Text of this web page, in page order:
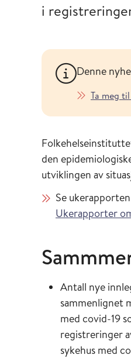
i
Denne
Ta meg
den
utviklingen av
Se
Ukerapporter
Antall nye
sammenlignet
med covid-19
registreringer
sykehus med